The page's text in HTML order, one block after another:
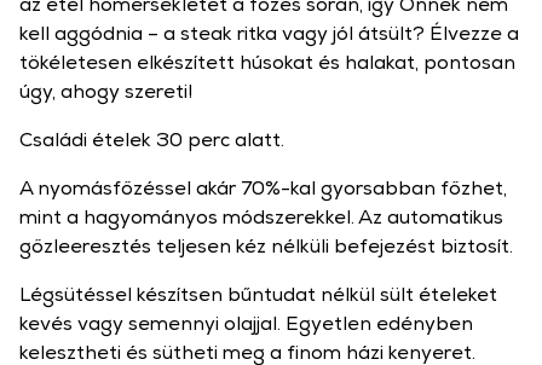
kell aggódnia – a steak ritka vagy jól átsült? Élvezze a
tökéletesen elkészített húsokat és halakat, pontosan
úgy, ahogy szereti!
Családi ételek 30 perc alatt.
A nyomásfőzéssel akár 70%-kal gyorsabban főzhet,
mint a hagyományos módszerekkel. Az automatikus
gőzleeresztés teljesen kéz nélküli befejezést biztosít.
Légsütéssel készítsen bűntudat nélkül sült ételeket
kevés vagy semennyi olajjal. Egyetlen edényben
kelesztheti és sütheti meg a finom házi kenyeret.